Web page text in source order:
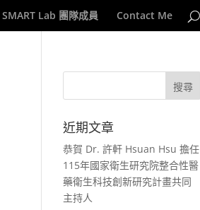
SMART Lab 團隊成員 Contact Me
近期文章
恭賀 Dr. 許軒 Hsuan Hsu 擔任
115年國家衛生研究院整合性醫
藥衛生科技創新研究計畫共同
主持人